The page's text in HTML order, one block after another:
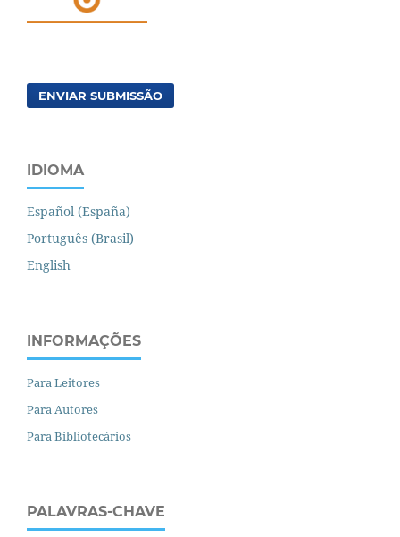
ENVIAR SUBMISSÃO
IDIOMA
Español (España)
Português (Brasil)
English
INFORMAÇÕES
Para Leitores
Para Autores
Para Bibliotecários
PALAVRAS-CHAVE